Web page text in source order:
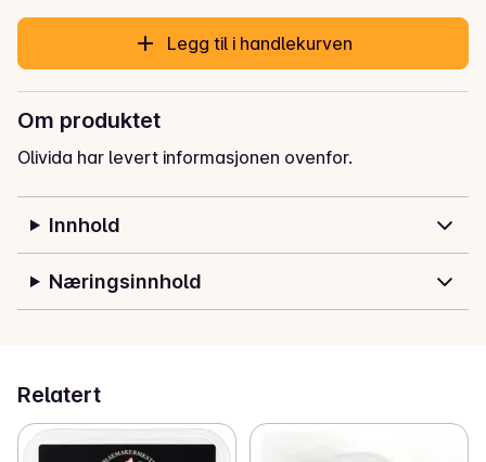
Legg til i handlekurven
Om produktet
Olivida har levert informasjonen ovenfor.
Innhold
Næringsinnhold
Relatert